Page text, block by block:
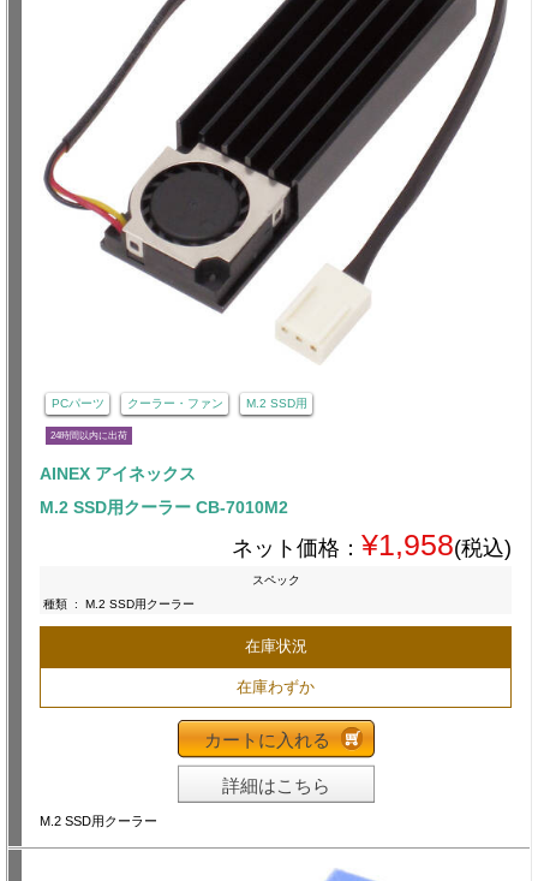
PCパーツ クーラー・ファン M.2 SSD用
24時間以内に出荷
AINEX アイネックス
M.2 SSD用クーラー CB-7010M2
ネット価格： ¥1,958(税込)
スペック
種類 : M.2 SSD用クーラー
在庫状況
在庫わずか
カートに入れる
詳細はこちら
M.2 SSD用クーラー